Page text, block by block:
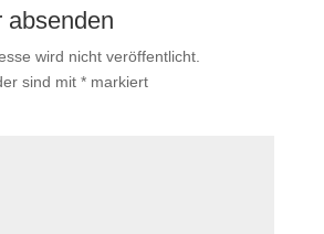
absenden
wird nicht veröffentlicht.
sind mit *markiert